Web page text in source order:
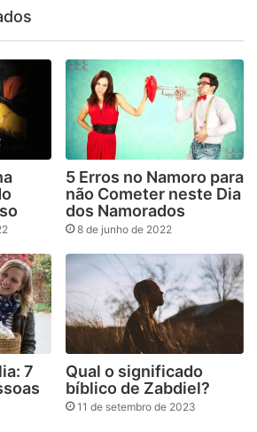
5 Erros no Namoro para
não Cometer neste Dia
dos Namorados
8 de junho de 2022
7
Qual o significado
bíblico de Zabdiel?
11 de setembro de 2023